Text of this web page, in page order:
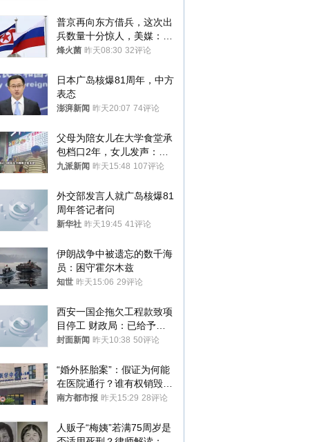
普京再向东方借兵，这次出
兵数量十分惊人，美媒：俄
朝要动真格？
烽火菌 昨天08:30 32评论
日本广岛核爆81周年，中方
表态
澎湃新闻 昨天20:07 74评论
父母为陪女儿在大学食堂承
包档口2年，女儿发声：初
衷是为了陪伴，毕业后将不
九派新闻 昨天15:48 107评论
外交部发言人就广岛核爆81
周年答记者问
新华社 昨天19:45 41评论
伊朗战争中被遗忘的数千海
员：困守霍尔木兹
知世 昨天15:06 29评论
西安一国企拖欠工程款致项
目停工 财政局：已给予处
分，正督促整改
封面新闻 昨天10:38 50评论
“婚外胚胎案”：假证为何能
在医院通行？谁有权销毁胚
胎？
南方都市报 昨天15:29 28评论
人贩子“梅姨”若满75周岁是